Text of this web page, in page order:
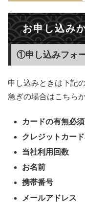
お申し込み
①申し込みフォ
申し込みときは下記
急ぎの場合はこちら
カードの有無必須
クレジットカー
当社利用回数
お名前
携帯番号
メールアドレス